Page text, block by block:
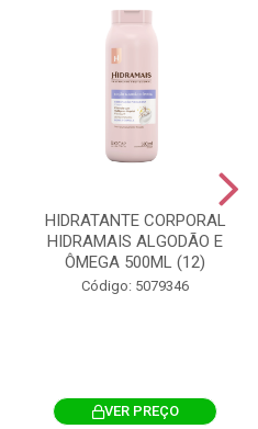
HIDRATANTE CORPORAL
HIDRAMAIS ALGODÃO E
ÔMEGA 500ML (12)
Código: 5079346
VER PREÇO